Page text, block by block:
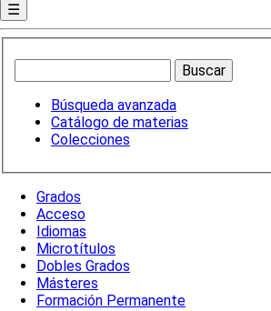
☰
Búsqueda avanzada
Catálogo de materias
Colecciones
Grados
Acceso
Idiomas
Microtítulos
Dobles Grados
Másteres
Formación Permanente